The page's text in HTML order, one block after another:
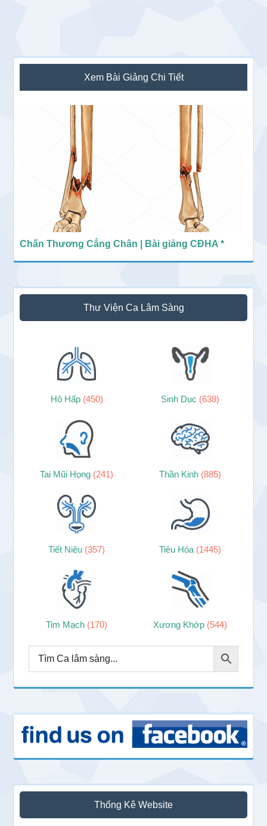
Sidebar
chính
Xem Bài Giảng Chi Tiết
Chấn Thương Cẳng Chân | Bài giảng CĐHA *
Thư Viện Ca Lâm Sàng
Hô Hấp (450) Sinh Dục (638)
Tai Mũi Họng (241) Thần Kinh (885)
Tiết Niệu (357) Tiêu Hóa (1445)
Tim Mạch (170) Xương Khớp (544)
Thống Kê Website